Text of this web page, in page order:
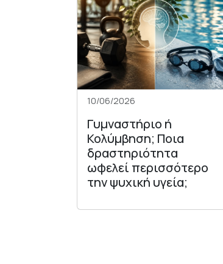
10/06/2026
Γυμναστήριο ή
Κολύμβηση; Ποια
δραστηριότητα
ωφελεί περισσότερο
την ψυχική υγεία;